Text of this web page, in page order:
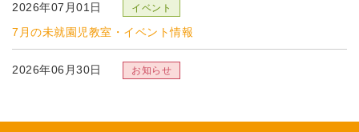
2026年07月01日
7月の未就園児教室・イベント情報
2026年06月30日